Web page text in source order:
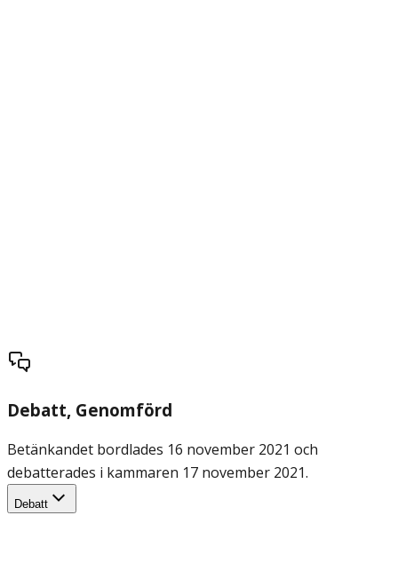
Debatt, Genomförd
Betänkandet bordlades 16 november 2021 och
debatterades i kammaren 17 november 2021.
Debatt